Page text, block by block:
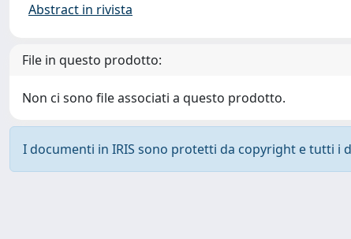
Abstract in rivista
File in questo prodotto:
Non ci sono file associati a questo prodotto.
I documenti in IRIS sono protetti da copyright e tutti i